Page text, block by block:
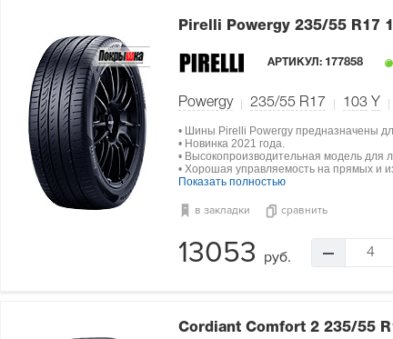
Pirelli Powergy 235/55 R17
АРТИКУЛ: 177858
Powergy 235/55 R17 103 Y
• Шины Pirelli Powergy предназначены
• Новинка 2021 года.
• Высокопроизводительная модель для
• Хорошая управляемость на прямых и
Показать полностью
в закладки сравнить
13053 руб. 4
Cordiant Comfort 2 235/55